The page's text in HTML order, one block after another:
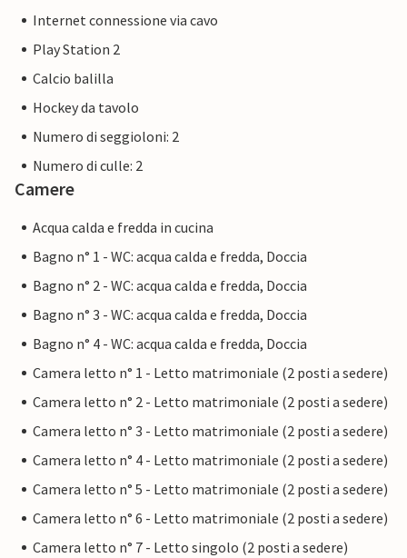
Internet connessione via cavo
Play Station 2
Calcio balilla
Hockey da tavolo
Numero di seggioloni: 2
Numero di culle: 2
Camere
Acqua calda e fredda in cucina
Bagno n° 1 - WC: acqua calda e fredda, Doccia
Bagno n° 2 - WC: acqua calda e fredda, Doccia
Bagno n° 3 - WC: acqua calda e fredda, Doccia
Bagno n° 4 - WC: acqua calda e fredda, Doccia
Camera letto n° 1 - Letto matrimoniale (2 posti a sedere)
Camera letto n° 2 - Letto matrimoniale (2 posti a sedere)
Camera letto n° 3 - Letto matrimoniale (2 posti a sedere)
Camera letto n° 4 - Letto matrimoniale (2 posti a sedere)
Camera letto n° 5 - Letto matrimoniale (2 posti a sedere)
Camera letto n° 6 - Letto matrimoniale (2 posti a sedere)
Camera letto n° 7 - Letto singolo (2 posti a sedere)